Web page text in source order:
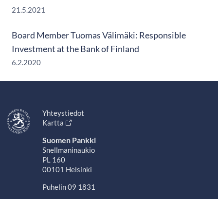
21.5.2021
Board Member Tuomas Välimäki: Responsible
Investment at the Bank of Finland
6.2.2020
Yhteystiedot
Kartta
Suomen Pankki
Snellmaninaukio
PL 160
00101 Helsinki
Puhelin 09 1831